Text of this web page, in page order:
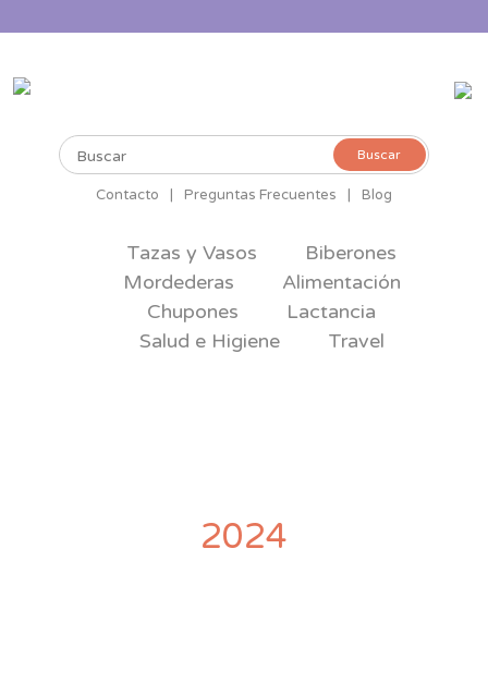
Buscar
Buscar
Contacto Preguntas Frecuentes Blog
Tazas y Vasos
Biberones
Mordederas
Alimentación
Chupones
Lactancia
Salud e Higiene
Travel
2024